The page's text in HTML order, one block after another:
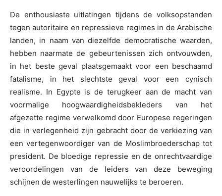
De enthousiaste uitlatingen tijdens de volksopstanden
tegen autoritaire en repressieve regimes in de Arabische
landen, in naam van diezelfde democratische waarden,
hebben naarmate de gebeurtenissen zich ontvouwden,
in het beste geval plaatsgemaakt voor een beschaamd
fatalisme, in het slechtste geval voor een cynisch
realisme. In Egypte is de terugkeer aan de macht van
voormalige hoogwaardigheidsbekleders van het
afgezette regime verwelkomd door Europese regeringen
die in verlegenheid zijn gebracht door de verkiezing van
een vertegenwoordiger van de Moslimbroederschap tot
president. De bloedige repressie en de onrechtvaardige
veroordelingen van de leiders van deze beweging
schijnen de westerlingen nauwelijks te beroeren.